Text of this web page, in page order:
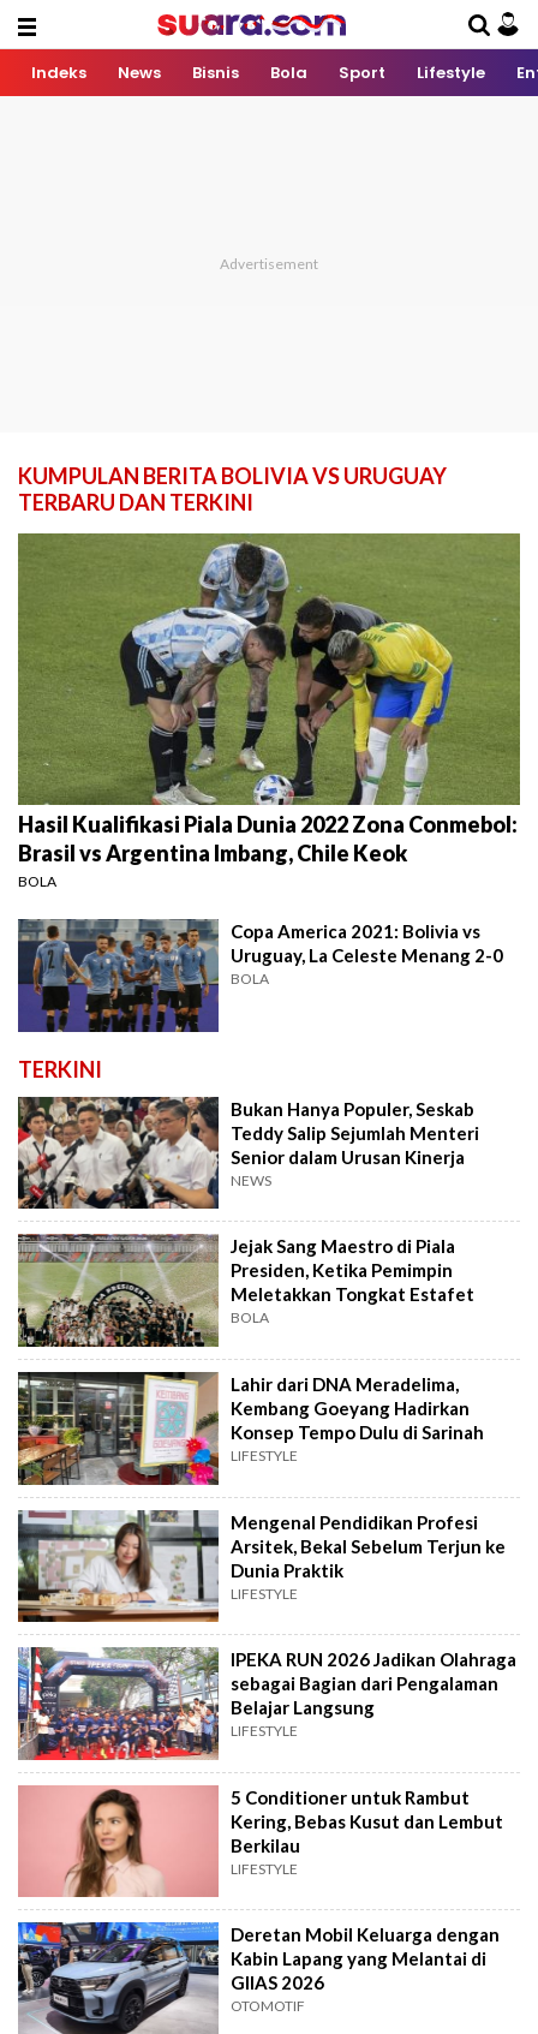
Indeks News Bisnis Bola Sport Lifestyle
KUMPULAN BERITA BOLIVIA VS URUGUAY
TERBARU DAN TERKINI
Hasil Kualifikasi Piala Dunia 2022 Zona Conmebol:
Brasil vs Argentina Imbang, Chile Keok
BOLA
Copa America 2021: Bolivia vs
Uruguay, La Celeste Menang 2-0
BOLA
TERKINI
Bukan Hanya Populer, Seskab
Teddy Salip Sejumlah Menteri
Senior dalam Urusan Kinerja
NEWS
Jejak Sang Maestro di Piala
Presiden, Ketika Pemimpin
Meletakkan Tongkat Estafet
BOLA
Lahir dari DNA Meradelima,
Kembang Goeyang Hadirkan
Konsep Tempo Dulu di Sarinah
LIFESTYLE
Mengenal Pendidikan Profesi
Arsitek, Bekal Sebelum Terjun ke
Dunia Praktik
LIFESTYLE
IPEKA RUN 2026 Jadikan Olahraga
sebagai Bagian dari Pengalaman
Belajar Langsung
LIFESTYLE
5 Conditioner untuk Rambut
Kering, Bebas Kusut dan Lembut
Berkilau
LIFESTYLE
Deretan Mobil Keluarga dengan
Kabin Lapang yang Melantai di
GIIAS 2026
OTOMOTIF